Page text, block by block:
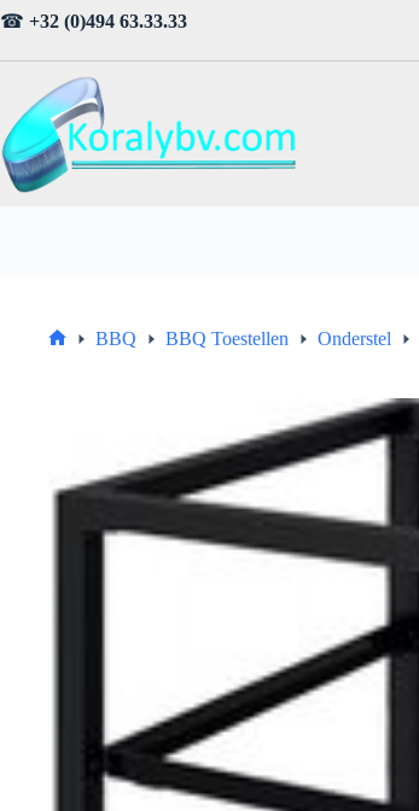
Ga
naar
☎ +32 (0)494 63.33.33
BBQ BBQ Toestellen Onderstel